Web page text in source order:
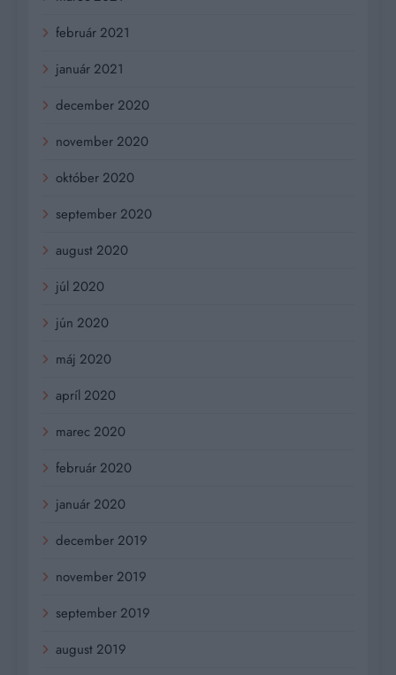
február 2021
január 2021
december 2020
november 2020
október 2020
september 2020
august 2020
júl 2020
jún 2020
máj 2020
apríl 2020
marec 2020
február 2020
január 2020
december 2019
november 2019
september 2019
august 2019